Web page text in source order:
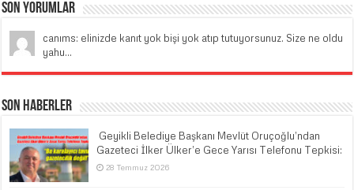
Son Yorumlar
canıms: elinizde kanıt yok bişi yok atıp tutuyorsunuz. Size ne oldu
yahu...
Son Haberler
​ Geyikli Belediye Başkanı Mevlüt Oruçoğlu’ndan
Gazeteci İlker Ülker’e Gece Yarısı Telefonu Tepkisi:
28 Temmuz 2026